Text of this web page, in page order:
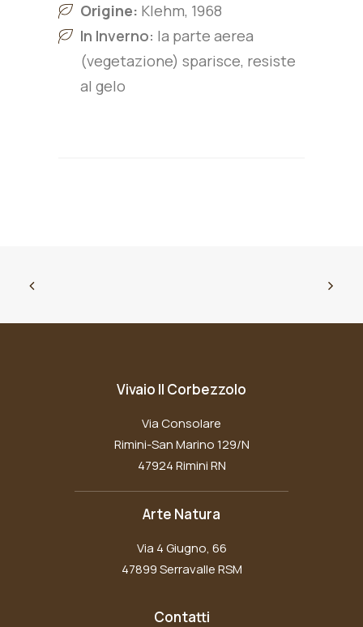
Origine: Klehm, 1968
In Inverno: la parte aerea
(vegetazione) sparisce, resiste
al gelo
Vivaio Il Corbezzolo
Via Consolare
Rimini-San Marino 129/N
47924 Rimini RN
Arte Natura
Via 4 Giugno, 66
47899 Serravalle RSM
Contatti